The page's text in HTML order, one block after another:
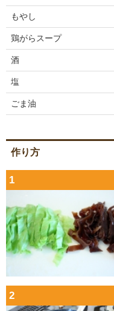
もやし
鶏がらスープ
酒
塩
ごま油
作り方
1
2